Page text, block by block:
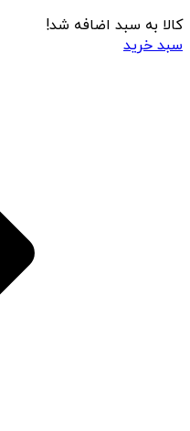
کالا به سبد اضافه شد!
سبد خرید